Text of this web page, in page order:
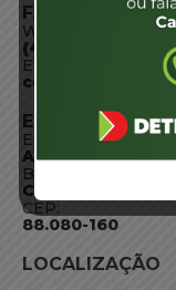
FALE CONOSCO
WhatsApp:
(48) 3664-1800
E-mail:
ENDEREÇO
Endereço:
Av. Almirante
Bairro:
Coqueiros,
CEP:
88.080-160
LOCALIZAÇÃO